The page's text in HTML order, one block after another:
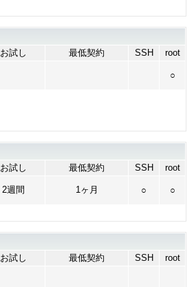
お試し 最低契約 SSH root
○
お試し 最低契約 SSH root
2週間 1ヶ月 ○ ○
お試し 最低契約 SSH root